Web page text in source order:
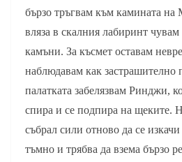
бързо тръгвам към камината
вляза в скалния лабиринт
камъни. За късмет оставам
наблюдавам как застрашително
палатката забелязвам Ринджи,
спира и се подпира на щеките.
събрал сили отново да се
тъмно и трябва да взема бързо